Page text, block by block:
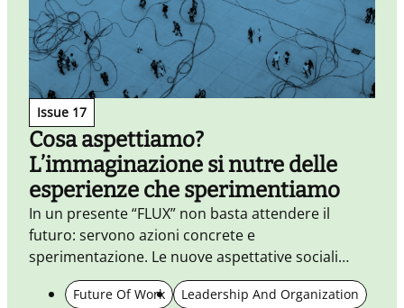
Issue 17
Cosa aspettiamo?
L’immaginazione si nutre delle
esperienze che sperimentiamo
In un presente “FLUX” non basta attendere il
futuro: servono azioni concrete e
sperimentazione. Le nuove aspettative sociali
diventano una bussola per immaginare e fare
insieme, ripensando metriche e uso responsabile
Future Of Work Leadership And Organization